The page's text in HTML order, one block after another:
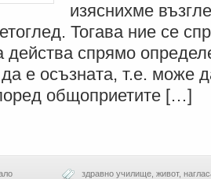
изяснихме
Тогава ние се
спрямо
е осъзната, т.е. може
общоприетите […]
здравно училище живот,